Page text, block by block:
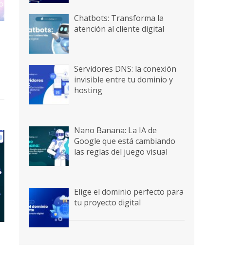
Chatbots: Transforma la
atención al cliente digital
Servidores DNS: la conexión
invisible entre tu dominio y
hosting
Nano Banana: La IA de
Google que está cambiando
las reglas del juego visual
Elige el dominio perfecto para
tu proyecto digital